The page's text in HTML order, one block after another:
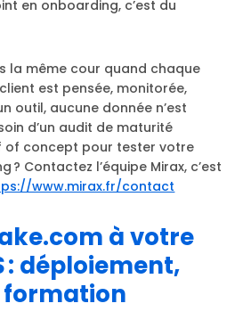
en onboarding, c’est du
la même cour quand chaque
est pensée, monitorée,
outil, aucune donnée n’est
d’un audit de maturité
of concept pour tester votre
? Contactez l’équipe Mirax, c’est
www.mirax.fr/contact
à votre
: déploiement,
formation